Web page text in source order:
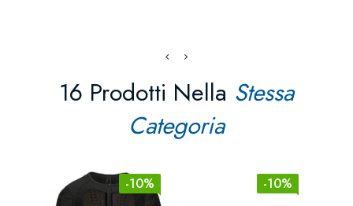
16 Prodotti Nella Stessa
Categoria
-10% -10%